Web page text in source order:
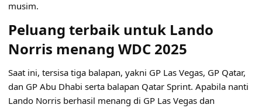
musim.
Peluang terbaik untuk Lando
Norris menang WDC 2025
Saat ini, tersisa tiga balapan, yakni GP Las Vegas, GP Qatar,
dan GP Abu Dhabi serta balapan Qatar Sprint. Apabila nanti
Lando Norris berhasil menang di GP Las Vegas dan